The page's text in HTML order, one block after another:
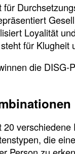
für
Loyalität
für Klugheit
die
die